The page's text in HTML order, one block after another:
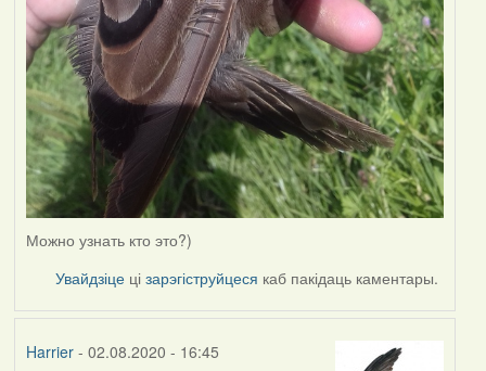
Можно узнать кто это?)
Увайдзіце цізарэгіструйцеся каб пакідаць каментары.
Harrier- 02.08.2020 - 16:45